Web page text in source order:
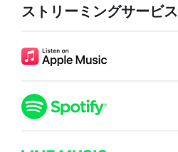
ストリーミングサービス